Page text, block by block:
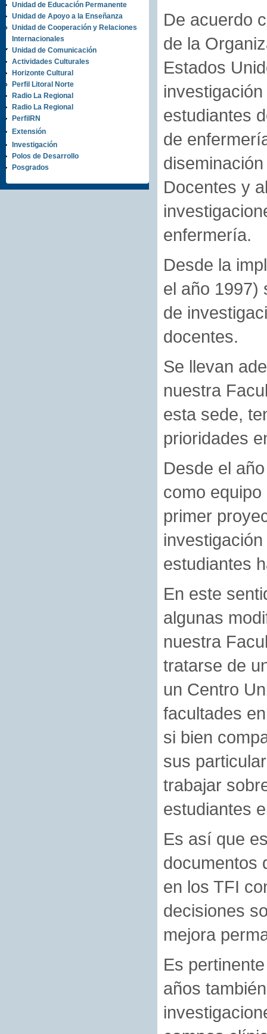
Unidad de Educación Permanente
Unidad de Apoyo a la Enseñanza
Unidad de Cooperación y Relaciones
Internacionales
Unidad de Comunicación
Actividades Culturales
Horizonte Cultural
Perfil Litoral Norte
Radio La Regional
Radio La Regional
PerfilRN
Extensión
Investigación
Polos de Desarrollo
Posgrados
De acuerdo
de la
Estados
estudiantes
de
Docentes y
enfermería.
Desde la
el año 1997)
de
docentes.
Se llevan
nuestra
esta sede,
prioridades
Desde el
como
primer
estudiantes
En este
algunas
nuestra
tratarse de
un Centro
facultades
si bien
sus
trabajar
estudiantes
Es así que
documentos
en los TFI
decisiones
mejora
Es
años